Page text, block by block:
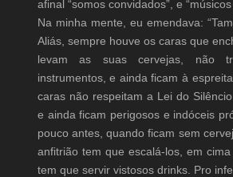
afinal “somos convidados”, e “músicos
Na minha mente, eu emendava:
Aliás, sempre houve os caras que
levam as suas cervejas, não
instrumentos, e ainda ficam à
caras não respeitam a Lei do
e ainda ficam perigosos e indóceis
pouco antes, quando ficam sem
anfitrião tem que escalá-los, em
tem que servir vistosos drinks. Pro